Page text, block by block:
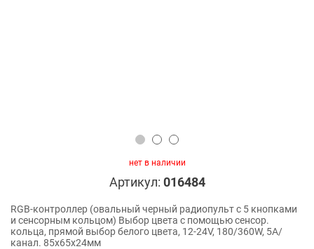
нет в наличии
Артикул: 016484
RGB-контроллер (овальный черный радиопульт с 5 кнопками
и сенсорным кольцом) Выбор цвета с помощью сенсор.
кольца, прямой выбор белого цвета, 12-24V, 180/360W, 5A/
канал. 85х65х24мм